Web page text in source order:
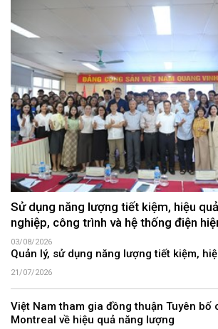
Sử dụng năng lượng tiết kiệm, hiệu
nghiệp, công trình và hệ thống điện
03/08/2026
Quản lý, sử dụng năng lượng tiết kiệm,
21/07/2026
Việt Nam tham gia đồng thuận Tuyên bố
Montreal về hiệu quả năng lượng